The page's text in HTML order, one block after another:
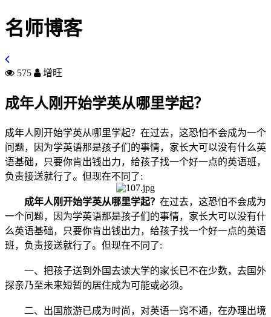
名师博客
575 增旺
成年人刚开始学英从哪里学起？
成年人刚开始学英从哪里学起？在过去，这恐怕不会成为一个
问题，因为学英语那是孩子们的事情，家长大可以没有什么英
语基础，只要你肯出钱出力，给孩子找一个好一点的英语班，
负责接送就行了。但现在不同了:
成年人刚开始学英从哪里学起？ 在过去，这恐怕不会成为
一个问题，因为学英语那是孩子们的事情，家长大可以没有什
么英语基础，只要你肯出钱出力，给孩子找一个好一点的英语
班，负责接送就行了。但现在不同了:
一、把孩子送到外国去读大学的家长已不在少数，去国外
探亲乃至未来短暂的居住成为可能或必须。
二、出国旅游已成为时尚，对英语一窍不通，在办理出境